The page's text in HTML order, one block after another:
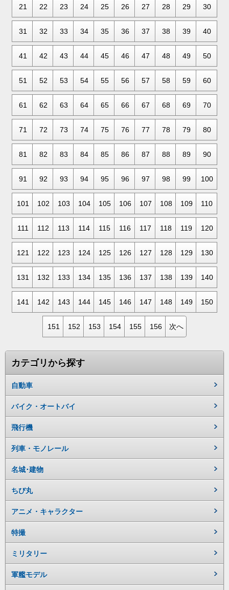
21 22 23 24 25 26 27 28 29 30
31 32 33 34 35 36 37 38 39 40
41 42 43 44 45 46 47 48 49 50
51 52 53 54 55 56 57 58 59 60
61 62 63 64 65 66 67 68 69 70
71 72 73 74 75 76 77 78 79 80
81 82 83 84 85 86 87 88 89 90
91 92 93 94 95 96 97 98 99 100
101 102 103 104 105 106 107 108 109 110
111 112 113 114 115 116 117 118 119 120
121 122 123 124 125 126 127 128 129 130
131 132 133 134 135 136 137 138 139 140
141 142 143 144 145 146 147 148 149 150
151 152 153 154 155 156 次へ
カテゴリから探す
自動車
バイク・オートバイ
飛行機
列車・モノレール
名城･建物
ちび丸
アニメ・キャラクター
特撮
ミリタリー
軍艦モデル